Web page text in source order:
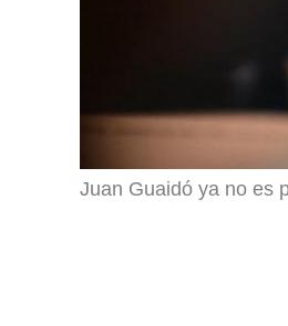
Juan Guaidó ya no es